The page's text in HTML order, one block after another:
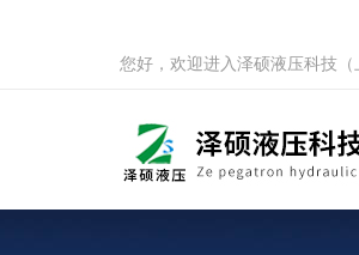
您好，欢迎进入泽硕液压科技（